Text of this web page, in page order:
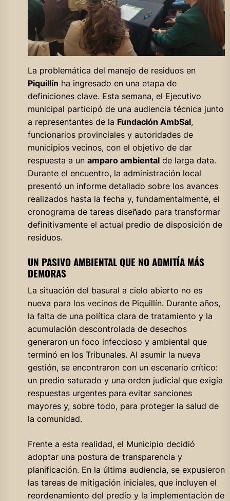
La problemática del manejo de residuos en
Piquillín ha ingresado en una etapa de
definiciones clave. Esta semana, el Ejecutivo
municipal participó de una audiencia técnica junto
a representantes de la Fundación AmbSal,
funcionarios provinciales y autoridades de
municipios vecinos, con el objetivo de dar
respuesta a un amparo ambientalde larga data.
Durante el encuentro, la administración local
presentó un informe detallado sobre los avances
realizados hasta la fecha y, fundamentalmente, el
cronograma de tareas diseñado para transformar
definitivamente el actual predio de disposición de
residuos.
UN PASIVO AMBIENTAL QUE NO ADMITÍA MÁS
DEMORAS
La situación del basural a cielo abierto no es
nueva para los vecinos de Piquillín. Durante años,
la falta de una política clara de tratamiento y la
acumulación descontrolada de desechos
generaron un foco infeccioso y ambiental que
terminó en los Tribunales. Al asumir la nueva
gestión, se encontraron con un escenario crítico:
un predio saturado y una orden judicial que exigía
respuestas urgentes para evitar sanciones
mayores y, sobre todo, para proteger la salud de
la comunidad.
Frente a esta realidad, el Municipio decidió
adoptar una postura de transparencia y
planificación. En la última audiencia, se expusieron
las tareas de mitigación iniciales, que incluyen el
reordenamiento del predio y la implementación de